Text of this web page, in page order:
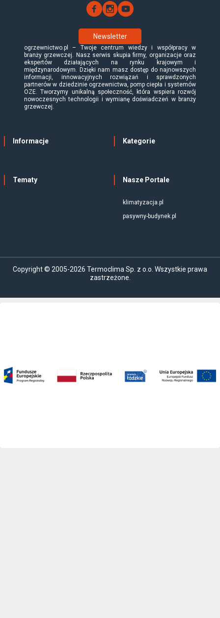
Newsletter
ogrzewnictwo.pl – Twoje centrum wiedzy i współpracy w
branży grzewczej. Nasz serwis skupia firmy, organizacje oraz
ekspertów działających na rynku krajowym i
międzynarodowym. Dzięki nam masz dostęp do najnowszych
informacji, innowacyjnych rozwiązań i sprawdzonych
partnerów w dziedzinie ogrzewnictwa, pomp ciepła i systemów
OZE. Tworzymy unikalną społeczność, która wspiera rozwój
nowoczesnych technologii i wymianę doświadczeń w branży
grzewczej.
Informacje Kategorie
Tematy Nasze Portale
klimatyzacja.pl
pasywny-budynek.pl
Copyright © 2005-2026 Termoclima Sp. z o.o. Wszystkie prawa
zastrzeżone.